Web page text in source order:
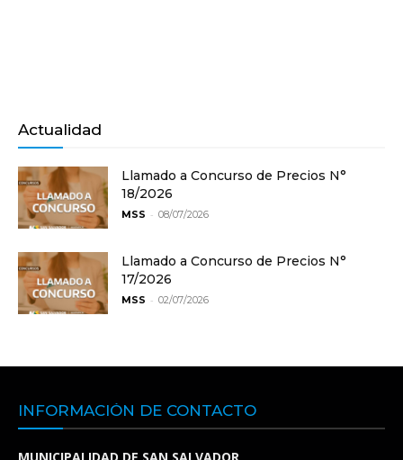
Actualidad
Llamado a Concurso de Precios N°
18/2026
MSS - 08/07/2026
Llamado a Concurso de Precios N°
17/2026
MSS - 02/07/2026
INFORMACIÓN DE CONTACTO